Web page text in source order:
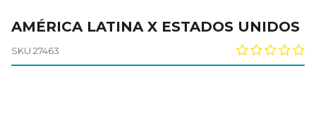
AMÉRICA LATINA X ESTADOS UNIDOS
SKU 27463